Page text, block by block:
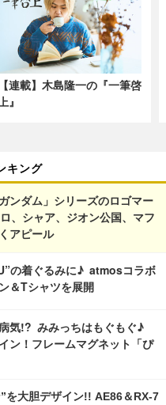
【連載】木島隆一の『一筆啓
上』
キング
ンダム」シリーズのロゴマー
、シャア、ジオン公国、マフ
アピール
の着ぐるみに♪ atmosコラボ
＆Tシャツを展開
気!? みみっちはもぐもぐ♪
ン！フレームマグネット「ぴ
”を大胆デザイン!! AE86＆RX-7